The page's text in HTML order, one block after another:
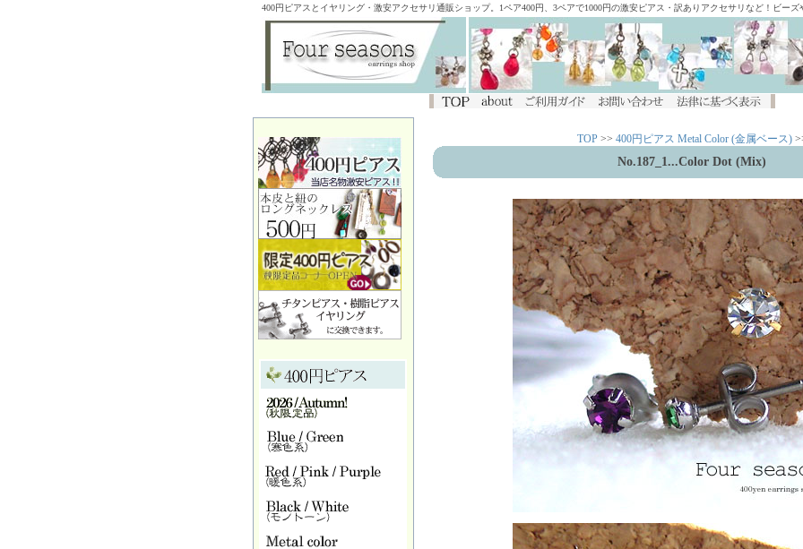
400円ピアスとイヤリング・激安アクセサリ通販ショップ。1ペア400円、3ペアで1000円の激安ピアス・訳ありアクセサリなど！ビーズ
TOP>> 400円ピアス Metal Color (金属ベース)
No.187_1...Color Dot (Mix)